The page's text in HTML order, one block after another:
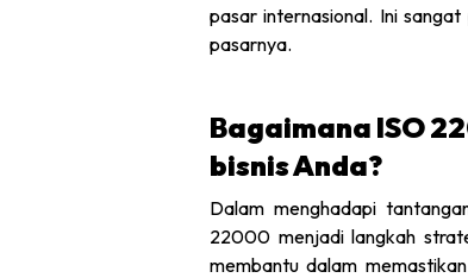
pasar internasional. Ini
pasarnya.​
Bagaimana ISO
bisnis Anda?
Dalam menghadapi
22000 menjadi langkah
membantu dalam